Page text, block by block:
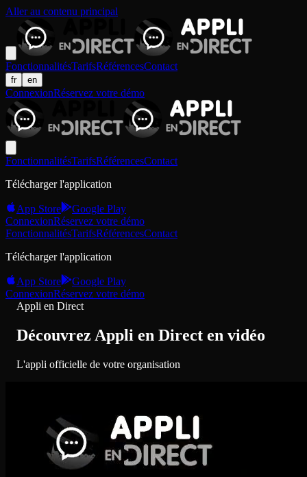
Aller au contenu principal
FonctionnalitésTarifsRéférencesContact
fr en
ConnexionRéservez votre démo
FonctionnalitésTarifsRéférencesContact
Télécharger l'application
App Store
Google Play
ConnexionRéservez votre démo
FonctionnalitésTarifsRéférencesContact
Télécharger l'application
App Store
Google Play
ConnexionRéservez votre démo
Appli en Direct
Découvrez Appli en Direct en vidéo
L'appli officielle de votre organisation